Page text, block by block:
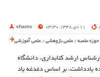
shams 11 دی 1348, 03:30
حوزه علمیه / علمی پژوهشی / علمی آموزشی
ارشد کتابداری، دانشگاه
یادداشت، بر اساس دغدغه یاد